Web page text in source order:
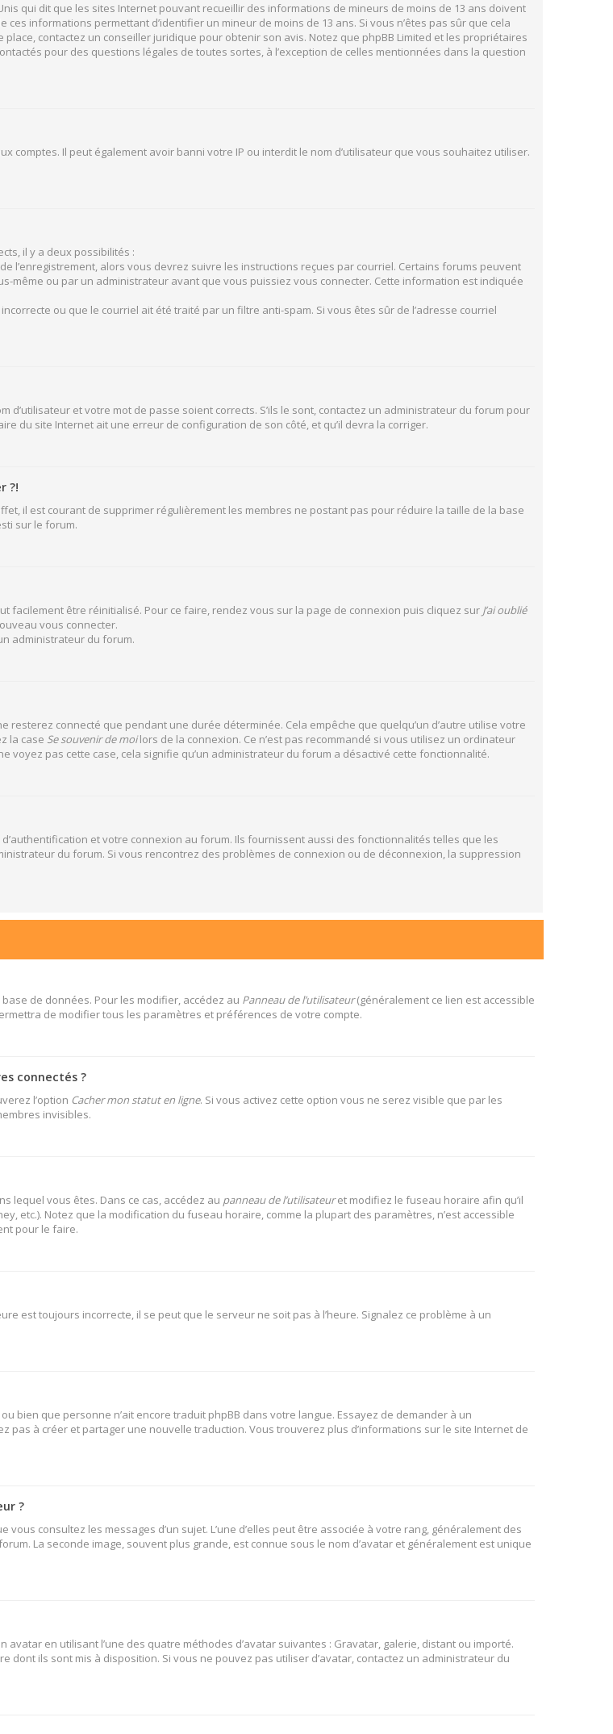
qui dit que les sites Internet pouvant recueillir des informations de mineurs de moins de 13 ans doivent
informations permettant d’identifier un mineur de moins de 13 ans. Si vous n’êtes pas sûr que cela
contactez un conseiller juridique pour obtenir son avis. Notez que phpBB Limited et les propriétaires
pour des questions légales de toutes sortes, à l’exception de celles mentionnées dans la question
comptes. Il peut également avoir banni votre IP ou interdit le nom d’utilisateur que vous souhaitez utiliser.
il y a deux possibilités :
l’enregistrement, alors vous devrez suivre les instructions reçues par courriel. Certains forums peuvent
même ou par un administrateur avant que vous puissiez vous connecter. Cette information est indiquée
ou que le courriel ait été traité par un filtre anti-spam. Si vous êtes sûr de l’adresse courriel
et votre mot de passe soient corrects. S’ils le sont, contactez un administrateur du forum pour
du site Internet ait une erreur de configuration de son côté, et qu’il devra la corriger.
?!
il est courant de supprimer régulièrement les membres ne postant pas pour réduire la taille de la base
sur le forum.
facilement être réinitialisé. Pour ce faire, rendez vous sur la page de connexion puis cliquez sur J’ai oublié
vous connecter.
administrateur du forum.
resterez connecté que pendant une durée déterminée. Cela empêche que quelqu’un d’autre utilise votre
la case Se souvenir de moilors de la connexion. Ce n’est pas recommandé si vous utilisez un ordinateur
voyez pas cette case, cela signifie qu’un administrateur du forum a désactivé cette fonctionnalité.
et votre connexion au forum. Ils fournissent aussi des fonctionnalités telles que les
du forum. Si vous rencontrez des problèmes de connexion ou de déconnexion, la suppression
de données. Pour les modifier, accédez au Panneau de l’utilisateur(généralement ce lien est accessible
de modifier tous les paramètres et préférences de votre compte.
connectés ?
l’option Cacher mon statut en ligne. Si vous activez cette option vous ne serez visible que par les
invisibles.
lequel vous êtes. Dans ce cas, accédez au panneau de l’utilisateuret modifiez le fuseau horaire afin qu’il
etc.). Notez que la modification du fuseau horaire, comme la plupart des paramètres, n’est accessible
pour le faire.
est toujours incorrecte, il se peut que le serveur ne soit pas à l’heure. Signalez ce problème à un
bien que personne n’ait encore traduit phpBB dans votre langue. Essayez de demander à un
pas à créer et partager une nouvelle traduction. Vous trouverez plus d’informations sur le site Internet de
?
consultez les messages d’un sujet. L’une d’elles peut être associée à votre rang, généralement des
La seconde image, souvent plus grande, est connue sous le nom d’avatar et généralement est unique
en utilisant l’une des quatre méthodes d’avatar suivantes : Gravatar, galerie, distant ou importé.
dont ils sont mis à disposition. Si vous ne pouvez pas utiliser d’avatar, contactez un administrateur du